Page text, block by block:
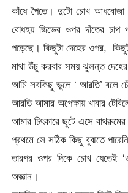
কাঁধে পৈতে। দুটো চোখ
বোধহয় জিভের ওপর দাঁতের
পড়েছে। কিছুটা দেহের ওপর,
মাথা উঁচু করবার সময় ঝুলন্ত
আমি সবকিছু ভুলে ‘ আরতি’ বলে
আরতি আমার অপেক্ষায় খাবার
আমার চিৎকারে ছুটে এসে
প্রথমে সে সঠিক কিছু বুঝতে
তারপর ওপর দিকে চোখ যেতেই
অজ্ঞান।